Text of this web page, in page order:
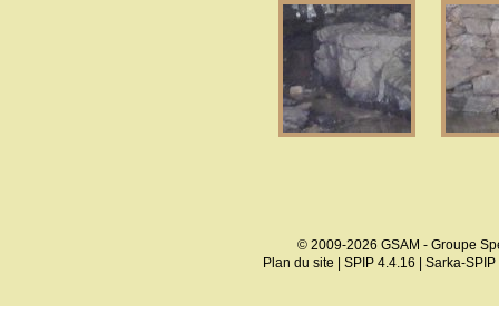
© 2009-2026 GSAM - Groupe
Plan du site
SPIP 4.4.16 Sarka-SPIP